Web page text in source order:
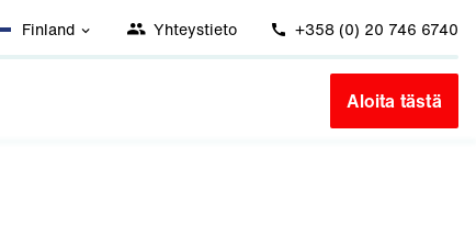
Finland Yhteystieto +358 (0) 20 746 6740
Aloita tästä